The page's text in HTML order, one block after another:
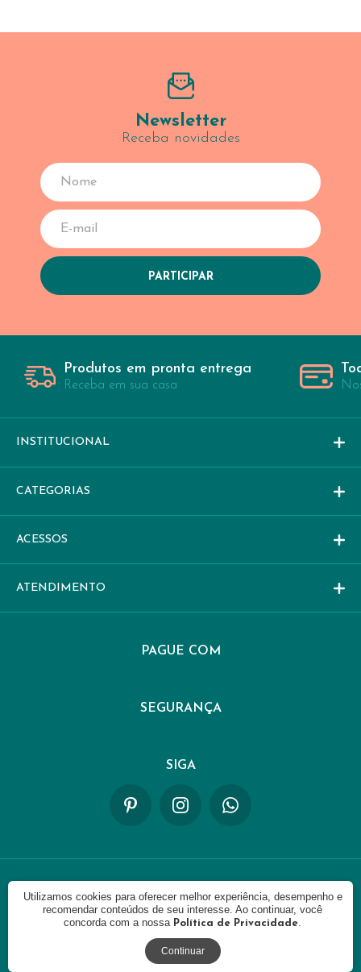
Newsletter
Receba novidades
Produtos em pronta entrega
Receba em sua casa
INSTITUCIONAL
CATEGORIAS
ACESSOS
ATENDIMENTO
PAGUE COM
SEGURANÇA
SIGA
© 2021 - FIKKA. CNPJ: 42335487000103. Todos os direitos
reservados.
Utilizamos cookies para oferecer melhor experiência, desempenho e
recomendar conteúdos de seu interesse. Ao continuar, você
concorda com a nossa Política de Privacidade.
Continuar